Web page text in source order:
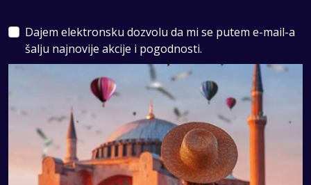
Dajem elektronsku dozvolu da mi se putem e-mail-a
šalju najnovije akcije i pogodnosti.